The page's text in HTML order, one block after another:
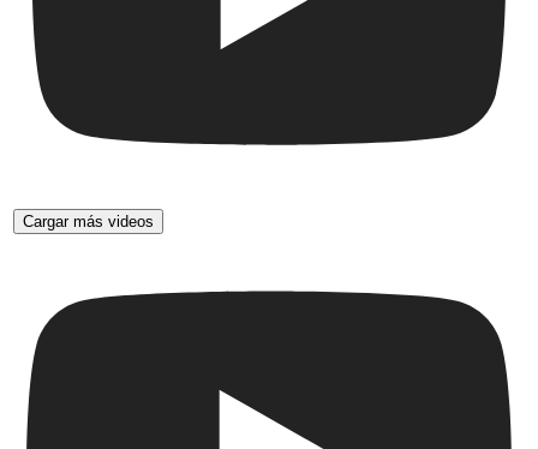
Cargar más videos